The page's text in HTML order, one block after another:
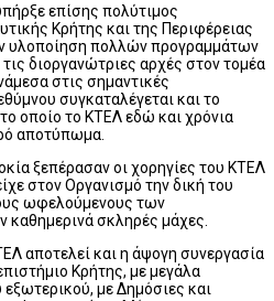
επίσης πολύτιμος
Κρήτης και της Περιφέρειας
υλοποίηση πολλών προγραμμάτων
διοργανώτριες αρχές στον τομέα
στις σημαντικές
συγκαταλέγεται και το
οποίο το ΚΤΕΛ εδώ και χρόνια
αποτύπωμα.
ξεπέρασαν οι χορηγίες του ΚΤΕΛ
στον Οργανισμό την δική του
ωφελούμενους των
σκληρές μάχες.
αποτελεί και η άψογη συνεργασία
Κρήτης, με μεγάλα
με Δημόσιες και